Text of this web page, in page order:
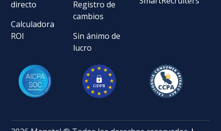
directo
Calculadora
ROI
Registro de
cambios
Sin ánimo de
lucro